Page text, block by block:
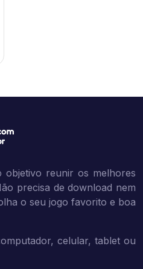
objetivo reunir os melhores
precisa de download nem
o seu jogo favorito e boa
celular, tablet ou